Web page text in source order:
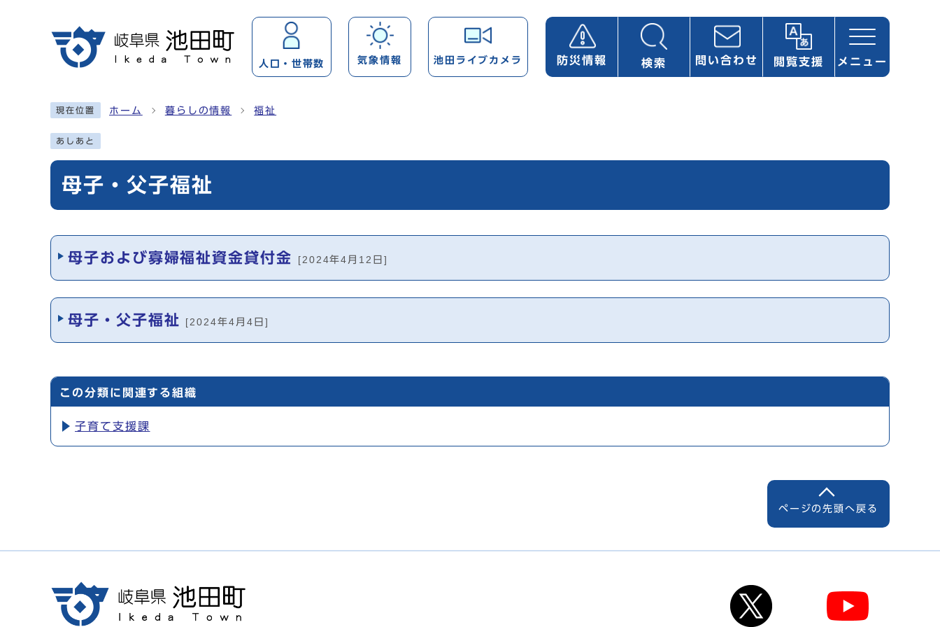
人口・世帯数 気象情報 池田ライブカメラ 防災情報 検索 問い合わせ 閲覧支援 メニュー
ここから本文です
現在位置 ホーム 暮らしの情報 福祉
あしあと
母子・父子福祉
メインメニュー
母子および寡婦福祉資金貸付金 [2024年4月12日]
母子・父子福祉 [2024年4月4日]
この分類に関連する組織
子育て支援課
ページの先頭へ戻る